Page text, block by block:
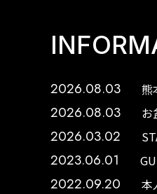
2026.08.03 熊
2026.08.03 お
2026.03.02
2023.06.01
2022.09.20 本